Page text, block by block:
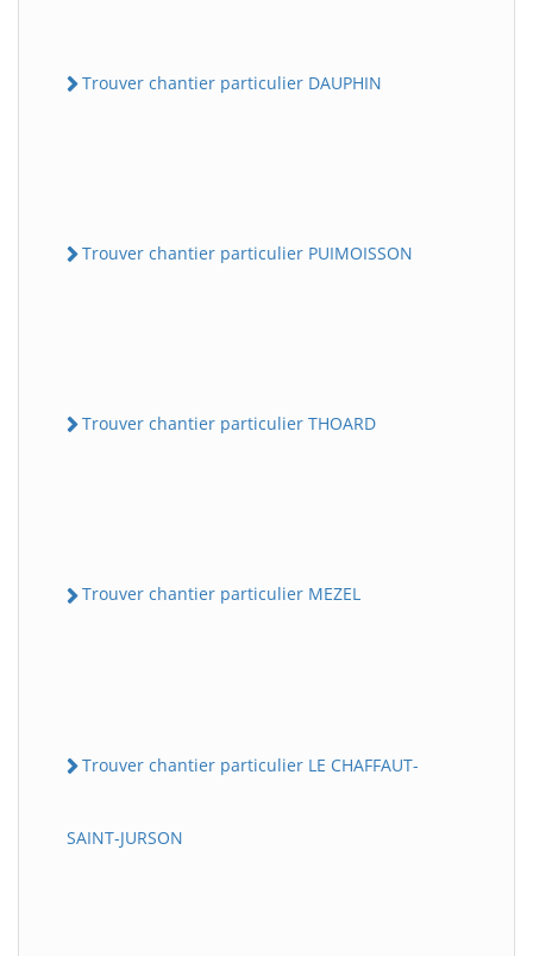
Trouver chantier particulier DAUPHIN
Trouver chantier particulier PUIMOISSON
Trouver chantier particulier THOARD
Trouver chantier particulier MEZEL
Trouver chantier particulier LE CHAFFAUT-
SAINT-JURSON